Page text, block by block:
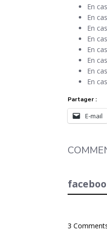
En
En
En
En
En
En
En
En
Partager :
E-mail
3